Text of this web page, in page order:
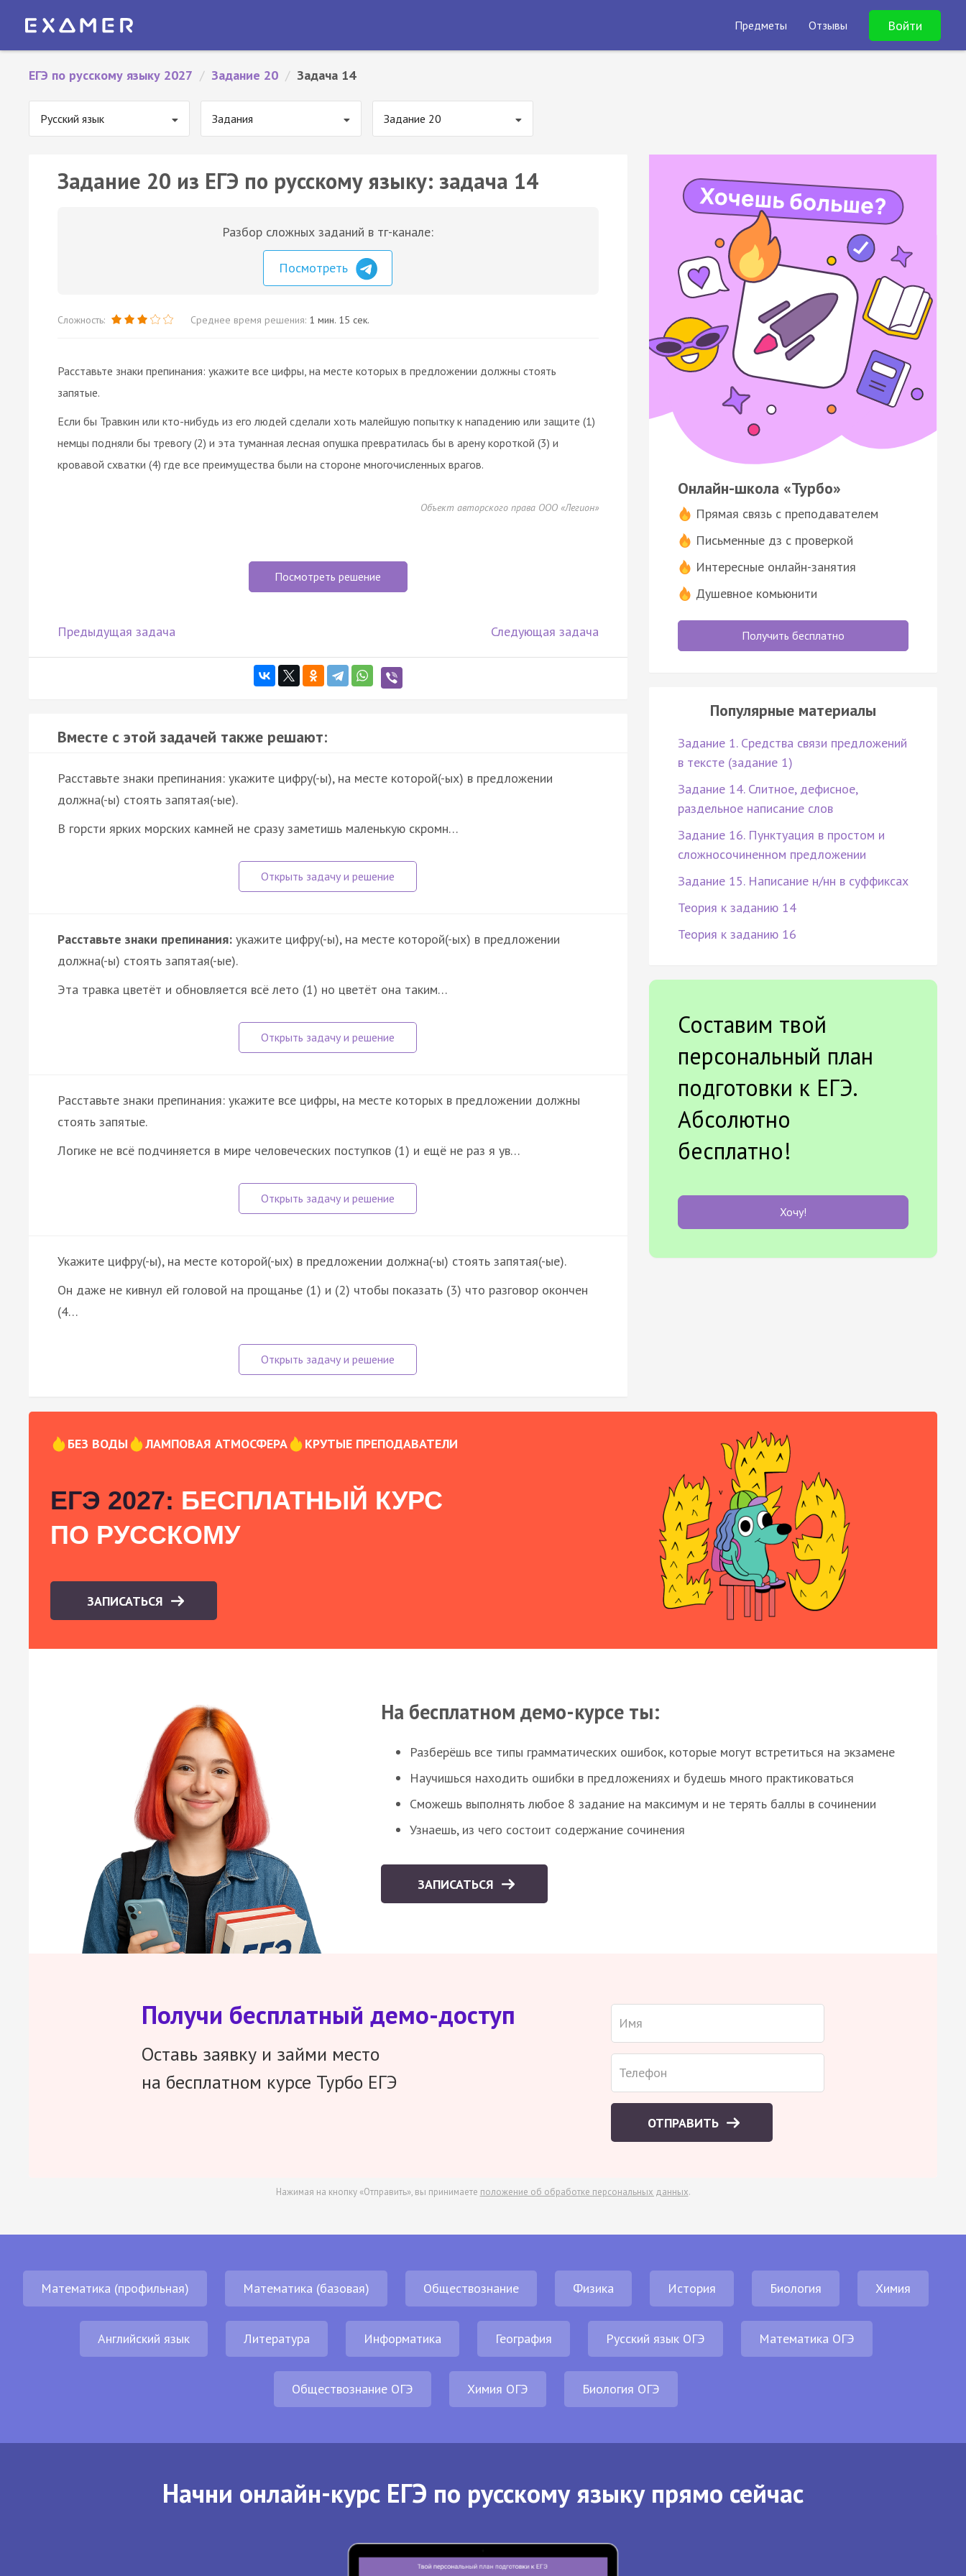
Предметы Отзывы Войти
ЕГЭ по русскому языку 2027 / Задание 20 / Задача 14
Русский язык Задания Задание 20
Задание 20 из ЕГЭ по русскому языку: задача 14
Разбор сложных заданий в тг-канале:
Посмотреть
Сложность: Среднее время решения: 1 мин. 15 сек.
Расставьте знаки препинания: укажите все цифры, на месте которых в предложении должны стоять
запятые.
Если бы Травкин или кто-нибудь из его людей сделали хоть малейшую попытку к нападению или защите (1)
немцы подняли бы тревогу (2) и эта туманная лесная опушка превратилась бы в арену короткой (3) и
кровавой схватки (4) где все преимущества были на стороне многочисленных врагов.
Объект авторского права ООО «Легион»
Посмотреть решение
Предыдущая задача Следующая задача
Вместе с этой задачей также решают:
Расставьте знаки препинания: укажите цифру(-ы), на месте которой(-ых) в предложении
должна(-ы) стоять запятая(-ые).
В горсти ярких морских камней не сразу заметишь маленькую скромн…
Расставьте знаки препинания: укажите цифру(-ы), на месте которой(-ых) в предложении
должна(-ы) стоять запятая(-ые).
Эта травка цветёт и обновляется всё лето (1) но цветёт она таким…
Расставьте знаки препинания: укажите все цифры, на месте которых в предложении должны
стоять запятые.
Логике не всё подчиняется в мире человеческих поступков (1) и ещё не раз я ув…
Укажите цифру(-ы), на месте которой(-ых) в предложении должна(-ы) стоять запятая(-ые).
Он даже не кивнул ей головой на прощанье (1) и (2) чтобы показать (3) что разговор окончен
(4…
Онлайн-школа «Турбо»
Прямая связь с преподавателем
Письменные дз с проверкой
Интересные онлайн-занятия
Душевное комьюнити
Получить бесплатно
Популярные материалы
Задание 1. Средства связи предложений
в тексте (задание 1)
Задание 14. Слитное, дефисное,
раздельное написание слов
Задание 16. Пунктуация в простом и
сложносочиненном предложении
Задание 15. Написание н/нн в суффиксах
Теория к заданию 14
Теория к заданию 16
Составим твой
персональный план
подготовки к ЕГЭ.
Абсолютно
бесплатно!
Хочу!
БЕЗ ВОДЫ ЛАМПОВАЯ АТМОСФЕРА КРУТЫЕ ПРЕПОДАВАТЕЛИ
ЕГЭ 2027: БЕСПЛАТНЫЙ КУРС
ПО РУССКОМУ
ЗАПИСАТЬСЯ
На бесплатном демо-курсе ты:
Разберёшь все типы грамматических ошибок, которые могут встретиться на экзамене
Научишься находить ошибки в предложениях и будешь много практиковаться
Сможешь выполнять любое 8 задание на максимум и не терять баллы в сочинении
Узнаешь, из чего состоит содержание сочинения
ЗАПИСАТЬСЯ
Получи бесплатный демо-доступ
Оставь заявку и займи место
на бесплатном курсе Турбо ЕГЭ
ОТПРАВИТЬ
Нажимая на кнопку «Отправить», вы принимаете положение об обработке персональных данных.
Математика (профильная) Математика (базовая) Обществознание Физика История Биология Химия
Английский язык Литература Информатика География Русский язык ОГЭ Математика ОГЭ
Обществознание ОГЭ Химия ОГЭ Биология ОГЭ
Начни онлайн-курс ЕГЭ по русскому языку прямо сейчас